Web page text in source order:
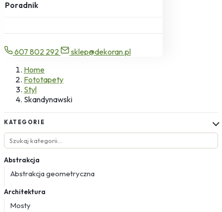
Poradnik
607 802 292
sklep@dekoran.pl
Home
Fototapety
Styl
Skandynawski
KATEGORIE
Abstrakcja
Abstrakcja geometryczna
Architektura
Mosty